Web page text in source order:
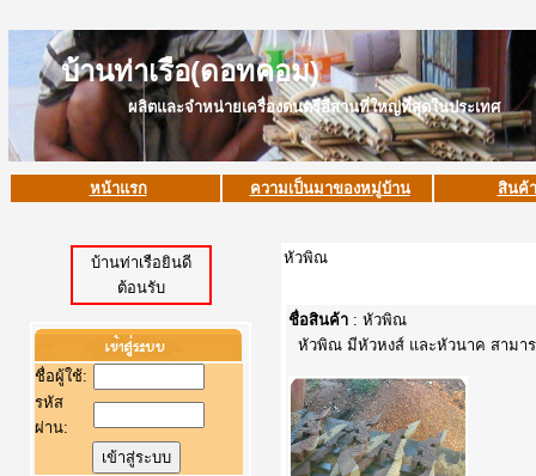
บ้านท่าเรือ(ดอทคอม)
ผลิตและจำหน่ายเครื่องดนตรีอีสานที่ใหญ่ที่สุดในประเทศ
หน้าแรก ความเป็นมาของหมู่บ้าน สินค้
บ้านท่าเรือยินดี
ต้อนรับ
ชื่อผู้ใช้:
รหัส
ผ่าน:
หัวพิณ
ชื่อสินค้า : หัวพิณ
หัวพิณ มีหัวหงส์ และหัวนาค สามาร